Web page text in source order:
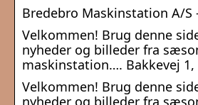
Bredebro Maskinstation A/S
Velkommen! Brug denne
nyheder og billeder fra
maskinstation…. Bakkevej 1,
Velkommen! Brug denne